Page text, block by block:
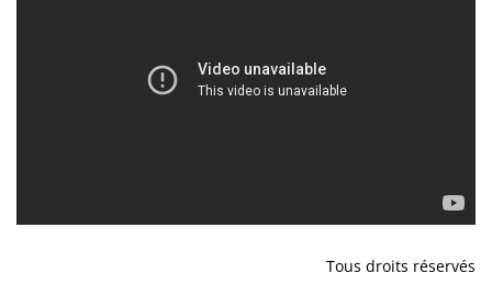
Tous droits réservés